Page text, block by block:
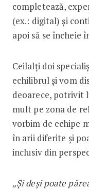
completează,
(ex.: digital) și
apoi să se încheie
Ceilalți doi
echilibrul și vom
deoarece, potrivit
mult pe zona de
vorbim de echipe
în arii diferite și
inclusiv din
„Și deși poate